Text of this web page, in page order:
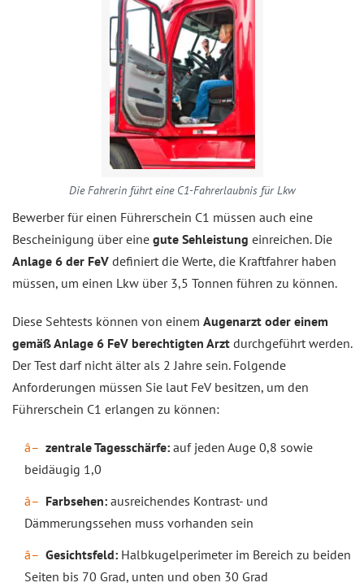
Die Fahrerin führt eine C1-Fahrerlaubnis für Lkw
Bewerber für einen Führerschein C1 müssen auch eine
Bescheinigung über eine gute Sehleistung einreichen. Die
Anlage 6 der FeV definiert die Werte, die Kraftfahrer haben
müssen, um einen Lkw über 3,5 Tonnen führen zu können.
Diese Sehtests können von einem Augenarzt oder einem
gemäß Anlage 6 FeV berechtigten Arzt durchgeführt werden.
Der Test darf nicht älter als 2 Jahre sein. Folgende
Anforderungen müssen Sie laut FeV besitzen, um den
Führerschein C1 erlangen zu können:
zentrale Tagesschärfe: auf jeden Auge 0,8 sowie
beidäugig 1,0
Farbsehen: ausreichendes Kontrast- und
Dämmerungssehen muss vorhanden sein
Gesichtsfeld: Halbkugelperimeter im Bereich zu beiden
Seiten bis 70 Grad, unten und oben 30 Grad